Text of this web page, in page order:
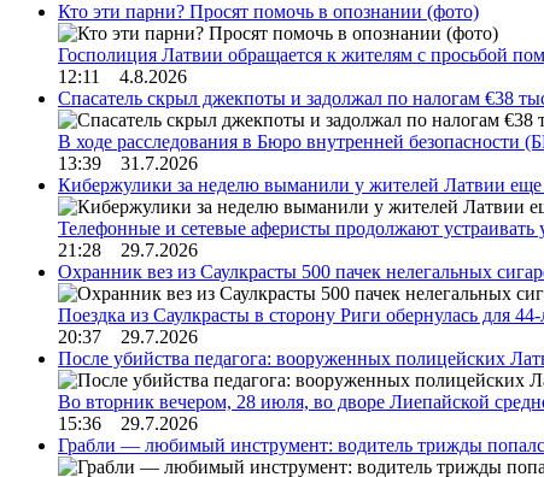
Кто эти парни? Просят помочь в опознании (фото)
Госполиция Латвии обращается к жителям с просьбой
12:11 4.8.2026
Спасатель скрыл джекпоты и задолжал по налогам €38
В ходе расследования в Бюро внутренней безопасности
13:39 31.7.2026
Кибержулики за неделю выманили у жителей Латвии еще
Телефонные и сетевые аферисты продолжают
21:28 29.7.2026
Охранник вез из Саулкрасты 500 пачек нелегальных
Поездка из Саулкрасты в сторону Риги обернулась для
20:37 29.7.2026
После убийства педагога: вооруженных полицейских
Во вторник вечером, 28 июля, во дворе Лиепайской
15:36 29.7.2026
Грабли — любимый инструмент: водитель трижды